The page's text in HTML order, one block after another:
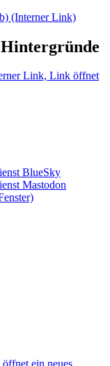
(Interner Link)
Link, Link öffnet
BlueSky
Mastodon
ein neues